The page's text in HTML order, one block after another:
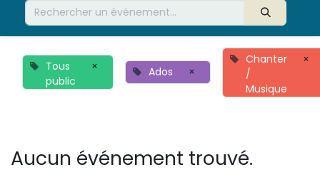
Tous
public
× Ados ×
Chanter
/
Musique
×
Aucun événement trouvé.